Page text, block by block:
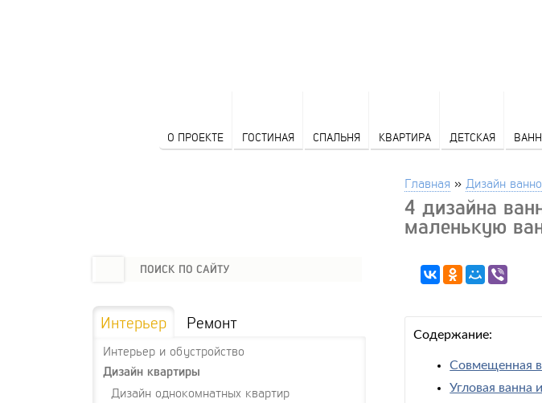
О ПРОЕКТЕ ГОСТИНАЯ СПАЛЬНЯ КВАРТИРА ДЕТСКАЯ
Главная » Дизайн
4 дизайна
маленькую
Содержание:
Совмещенная
Угловая ванна
Интерьер Ремонт
Интерьер и обустройство
Дизайн квартиры
Дизайн однокомнатных квартир